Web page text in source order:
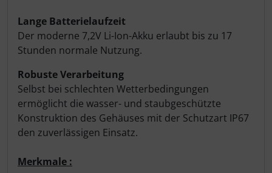
Lange Batterielaufzeit
Der moderne 7,2V Li-Ion-Akku erlaubt bis zu 17
Stunden normale Nutzung.
Robuste Verarbeitung
Selbst bei schlechten Wetterbedingungen
ermöglicht die wasser- und staubgeschützte
Konstruktion des Gehäuses mit der Schutzart IP67
den zuverlässigen Einsatz.
Merkmale :